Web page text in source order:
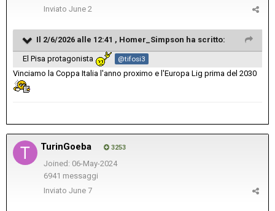
Inviato June 2
Il 2/6/2026 alle 12:41 , Homer_Simpson ha scritto:
El Pisa protagonista @tifosi3
Vinciamo la Coppa Italia l'anno proximo e l'Europa Lig prima del 2030
TurinGoeba 3253
Joined: 06-May-2024
6941 messaggi
Inviato June 7